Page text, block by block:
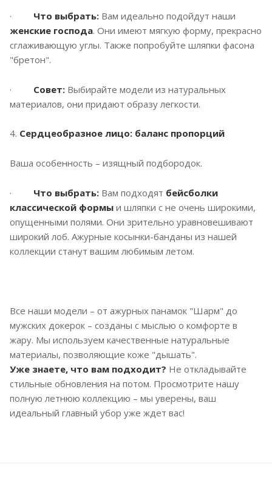
· Что выбрать: Вам идеально подойдут наши
женские господа. Они имеют мягкую форму, прекрасно
сглаживающую углы. Также попробуйте шляпки фасона
"бретон".
· Совет: Выбирайте модели из натуральных
материалов, они придают образу легкости.
4. Сердцеобразное лицо: баланс пропорций
Ваша особенность – изящный подбородок.
· Что выбрать: Вам подходят бейсболки
классической формы и шляпки с не очень широкими,
опущенными полями. Они зрительно уравновешивают
широкий лоб. Ажурные косынки-банданы из нашей
коллекции станут вашим любимым летом.
Все наши модели – от ажурных панамок "Шарм" до
мужских докерок – созданы с мыслью о комфорте в
жару. Мы используем качественные натуральные
материалы, позволяющие коже "дышать".
Уже знаете, что вам подходит? Не откладывайте
стильные обновления на потом. Просмотрите нашу
полную летнюю коллекцию – мы уверены, ваш
идеальный главный убор уже ждет вас!